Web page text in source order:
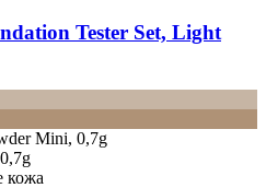
Tester Set, Light
Mini, 0,7g
кожа